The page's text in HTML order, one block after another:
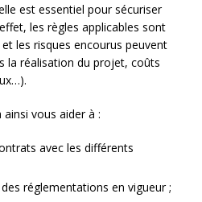
est essentiel pour sécuriser
les règles applicables sont
les risques encourus peuvent
la réalisation du projet, coûts
vous aider à :
avec les différents
réglementations en vigueur ;